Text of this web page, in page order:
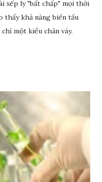
xếp ly "bất chấp" mọi thời
thấy khả năng biến tấu
một kiểu chân váy.